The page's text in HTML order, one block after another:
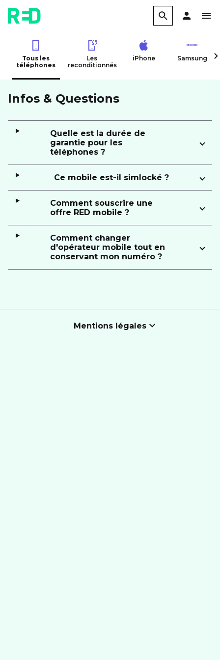
Tous les
téléphones
Les
reconditionnés
iPhone Samsung
Infos & Questions
Quelle est la durée de
garantie pour les
téléphones ?
Ce mobile est-il simlocké ?
Comment souscrire une
offre RED mobile ?
Comment changer
d'opérateur mobile tout en
conservant mon numéro ?
Mentions légales